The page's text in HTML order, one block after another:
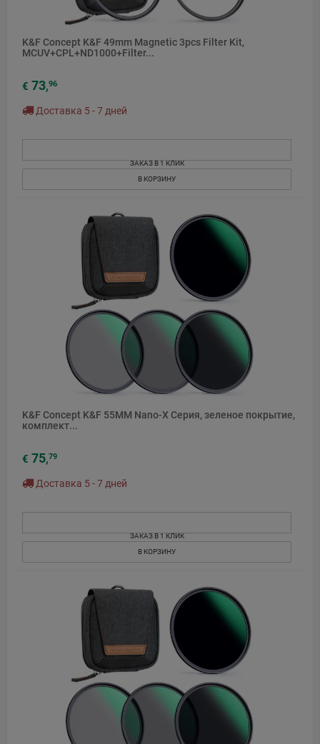
K&F Concept K&F 49mm Magnetic 3pcs Filter Kit,
MCUV+CPL+ND1000+Filter...
€ 73,96
Доставка 5 - 7 дней
ЗАКАЗ В 1 КЛИК
В КОРЗИНУ
K&F Concept K&F 55MM Nano-X Серия, зеленое покрытие,
комплект...
€ 75,79
Доставка 5 - 7 дней
ЗАКАЗ В 1 КЛИК
В КОРЗИНУ